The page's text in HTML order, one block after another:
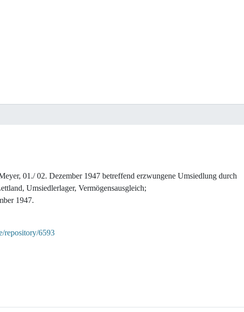
01./ 02. Dezember 1947 betreffend erzwungene Umsiedlung durch
Umsiedlerlager, Vermögensausgleich;
1947.
repository/6593